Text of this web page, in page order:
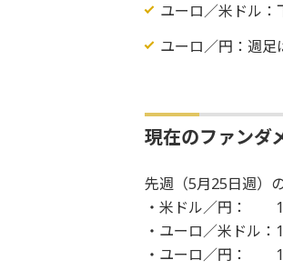
ユーロ／米ドル：
ユーロ／円：週足
現在のファンダ
先週（5月25日週）
・米ドル／円：
・ユーロ／米ドル
・ユーロ／円：